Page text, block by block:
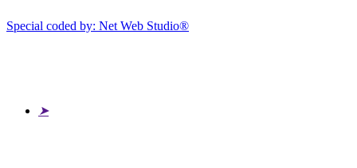
Special coded by: Net Web Studio®
➤